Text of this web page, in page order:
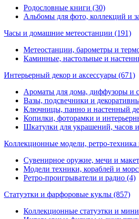
Родословные книги (30)
Альбомы для фото, коллекций и
Часы и домашние метеостанции (191)
Метеостанции, барометры и
Каминные, настольные и
Интерьерный декор и аксессуары (671)
Ароматы для дома, диффузоры и
Вазы, подсвечники и
Ключницы, панно и настенный
Копилки, фоторамки и
Шкатулки для украшений, часов
Коллекционные модели, ретро-
Сувенирное оружие, мечи и
Модели техники, кораблей и
Ретро-проигрыватели и радио (4)
Статуэтки и фарфоровые куклы (857)
Коллекционные статуэтки и